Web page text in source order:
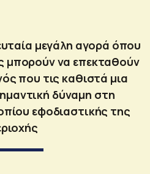
μεγάλη αγορά όπου
μπορούν να επεκταθούν
που τις καθιστά μια
δύναμη στη
εφοδιαστικής της